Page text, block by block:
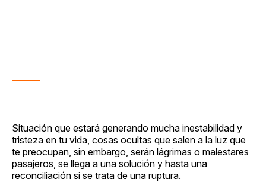
Situación que estará generando mucha inestabilidad y
tristeza en tu vida, cosas ocultas que salen a la luz que
te preocupan, sin embargo, serán lágrimas o malestares
pasajeros, se llega a una solución y hasta una
reconciliación si se trata de una ruptura.